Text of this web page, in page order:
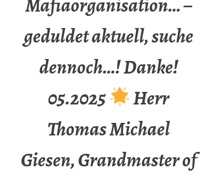
geduldet aktuell, suche
dennoch…! Danke!
05.2025
Herr
Thomas Michael
Giesen, Grandmaster of